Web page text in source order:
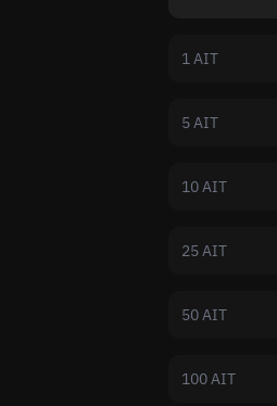
1 AIT
5 AIT
10 AIT
25 AIT
50 AIT
100 AIT